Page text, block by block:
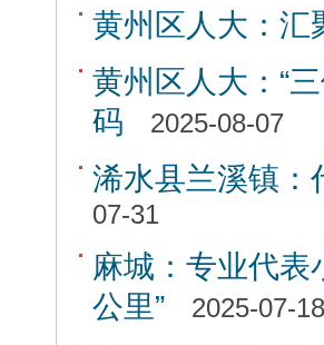
黄州区人大：汇
黄州区人大：“
码
2025-08-07
浠水县兰溪镇：
07-31
麻城：专业代表
公里”
2025-07-18